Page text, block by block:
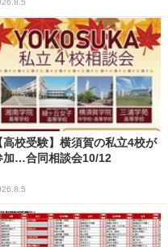
高校受験】横須賀の私立4校が
加…合同相談会10/12